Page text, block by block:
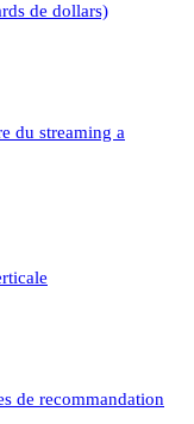
de dollars)
du streaming a
de recommandation